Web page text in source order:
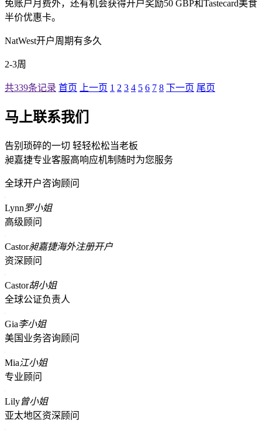
免账户月费外，‌还有机会获得开户奖励50 GBP和Tastecard美食
半价优惠卡。‌
NatWest开户周期有多久
2-3周
共339条记录 首页 上一页 1 2 3 4 5 6 7 8 下一页 尾页
马上联系我们
告别琐碎的一切 轻轻松松当老板
昶嘉捷专业客服高响应机制随时为您服务
全球开户咨询顾问
Lynn罗小姐
高级顾问
Castor昶嘉捷海外注册开户
资深顾问
Castor胡小姐
全球公证负责人
Gia李小姐
美国业务咨询顾问
Mia江小姐
专业顾问
Lily曾小姐
亚太地区资深顾问